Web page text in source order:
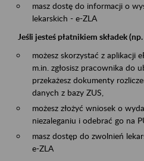
masz dostę do informacji o
lekarskich - e-ZLA
Jeśli jesteś płatnikiem składek
możesz skorzystać z aplikacji
m.in. zgłosisz pracownika do
przekażesz dokumenty
danych z bazy ZUS,
możesz złożyć wniosek o
niezaleganiu i odebrać go na
masz dostęp do zwolnień
e-ZLA